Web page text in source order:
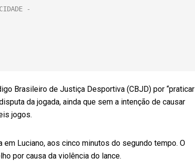
Brasileiro de Justiça Desportiva (CBJD) por “praticar
da jogada, ainda que sem a intenção de causar
jogos.
Luciano, aos cinco minutos do segundo tempo. O
por causa da violência do lance.